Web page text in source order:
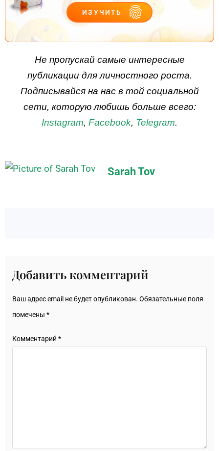
ИЗУЧИТЬ
Не пропускай самые интересные
публикации для личностного роста.
Подписывайся на нас в той социальной
сети, которую любишь больше всего:
Instagram, Facebook, Telegram.
Sarah Tov
Добавить комментарий
Ваш адрес email не будет опубликован. Обязательные поля
помечены *
Комментарий *